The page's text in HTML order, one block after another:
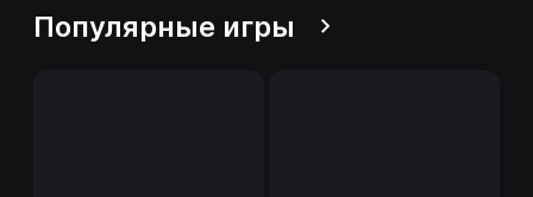
Популярные игры